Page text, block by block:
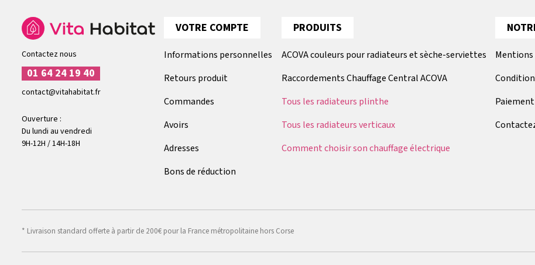
Contactez nous
01 64 24 19 40
contact@vitahabitat.fr
Ouverture :
Du lundi au vendredi
9H-12H / 14H-18H
VOTRE COMPTE
Informations personnelles
Retours produit
Commandes
Avoirs
Adresses
Bons de réduction
PRODUITS
ACOVA couleurs pour radiateurs et sèche-serviettes
Raccordements Chauffage Central ACOVA
Tous les radiateurs plinthe
Tous les radiateurs verticaux
Comment choisir son chauffage électrique
* Livraison standard offerte à partir de 200€ pour la France métropolitaine hors Corse